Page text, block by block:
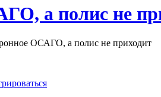
а полис не
ОСАГО, а полис не приходит